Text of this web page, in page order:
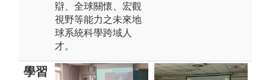
辯、全球關懷、宏觀
視野等能力之未來地
球系統科學跨域人
才。
學習